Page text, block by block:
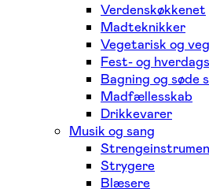
Verdenskøkkenet
Madteknikker
Vegetarisk og
Fest- og
Bagning og søde
Madfællesskab
Drikkevarer
Musik og sang
Strygere
Blæsere